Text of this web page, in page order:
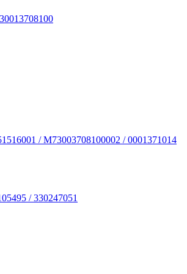
/ M73003708100002 / 0001371014
/ 330247051